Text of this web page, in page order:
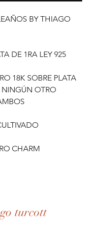
BY THIAGO
DE 1RA LEY 925
18K SOBRE PLATA
NINGÚN OTRO
CHARM
turcott